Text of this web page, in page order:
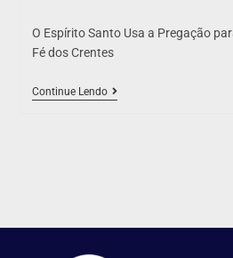
O Espírito Santo Usa a Pregação
Fé dos Crentes
Continue Lendo